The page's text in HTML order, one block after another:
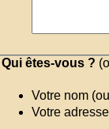
Qui êtes-vous ?
Votre nom
Votre